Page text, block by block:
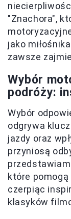
"Znachora",
jako
zawsze
Wybór
podróży:
Wybór
odgrywa
jazdy oraz
przyniosą
które pomogą
czerpiąc
klasyków